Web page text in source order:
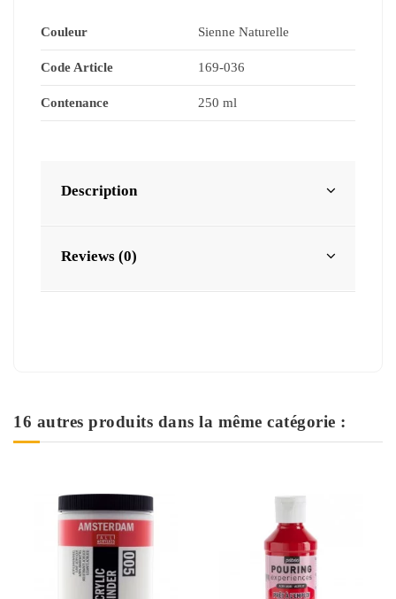
Couleur Sienne Naturelle
Code Article 169-036
Contenance 250 ml
Description
Reviews (0)
16 autres produits dans la même catégorie :